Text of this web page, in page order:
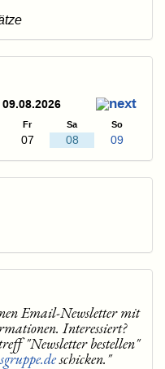
Fr Sa So
07 08 09
Email-Newsletter mit
Interessiert?
"Newsletter bestellen"
schicken."